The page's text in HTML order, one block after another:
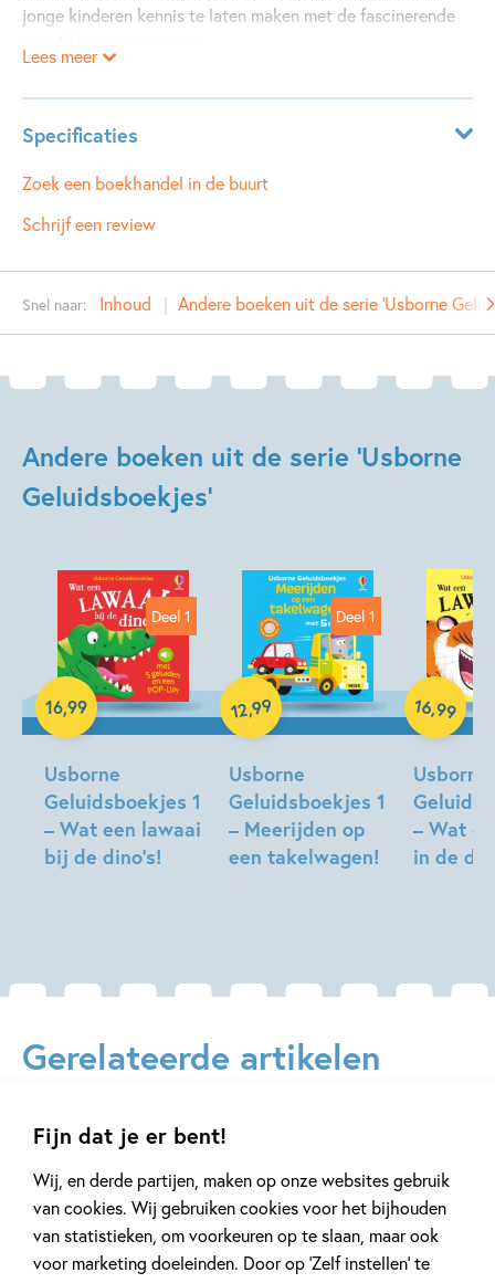
Fijn dat je er bent!
Wij, en derde partijen, maken op onze websites gebruik
van cookies. Wij gebruiken cookies voor het bijhouden
van statistieken, om voorkeuren op te slaan, maar ook
voor marketing doeleinden. Door op ‘Zelf instellen’ te
jonge kinderen kennis te laten maken met de fascinerende
Lees meer
Specificaties
ISBN: 9781835408292
NUR:
Auteur(s):
Prijs: 12
99
Uitgever:
Usborne Publishers
Kenmerken van dit boek
Doeboeken
Zoek een boekhandel in de buurt
Schrijf een review
Snel naar: Inhoud Andere boeken uit de serie 'Usborne
Andere boeken uit de serie 'Usborne
Geluidsboekjes'
Deel 1
Usborne
Geluidsboekjes 1
– Wat een lawaai
bij de dino’s!
16,99
Hardcover
Deel 1
Usborne
Geluidsboekjes 1
– Meerijden op
een takelwagen!
12,99
Hardcover
Usborne
– Wat
in de
16,99
Hardcover
Gerelateerde artikelen
27 MEI 2026
Tiplijst
17 JULI 2024